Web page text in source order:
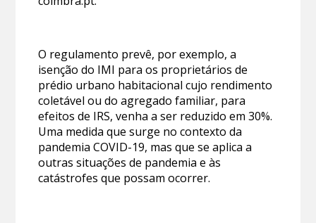
O regulamento prevê, por exemplo, a
isenção do IMI para os proprietários de
prédio urbano habitacional cujo rendimento
coletável ou do agregado familiar, para
efeitos de IRS, venha a ser reduzido em 30%.
Uma medida que surge no contexto da
pandemia COVID-19, mas que se aplica a
outras situações de pandemia e às
catástrofes que possam ocorrer.